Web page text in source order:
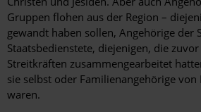
Gruppen flohen aus der Region –
gewandt haben sollen, Angehörige der
Staatsbedienstete, diejenigen, die
Streitkräften zusammengearbeitet
sie selbst oder Familienangehörige
waren.